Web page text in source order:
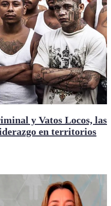
y Vatos Locos, las
en territorios